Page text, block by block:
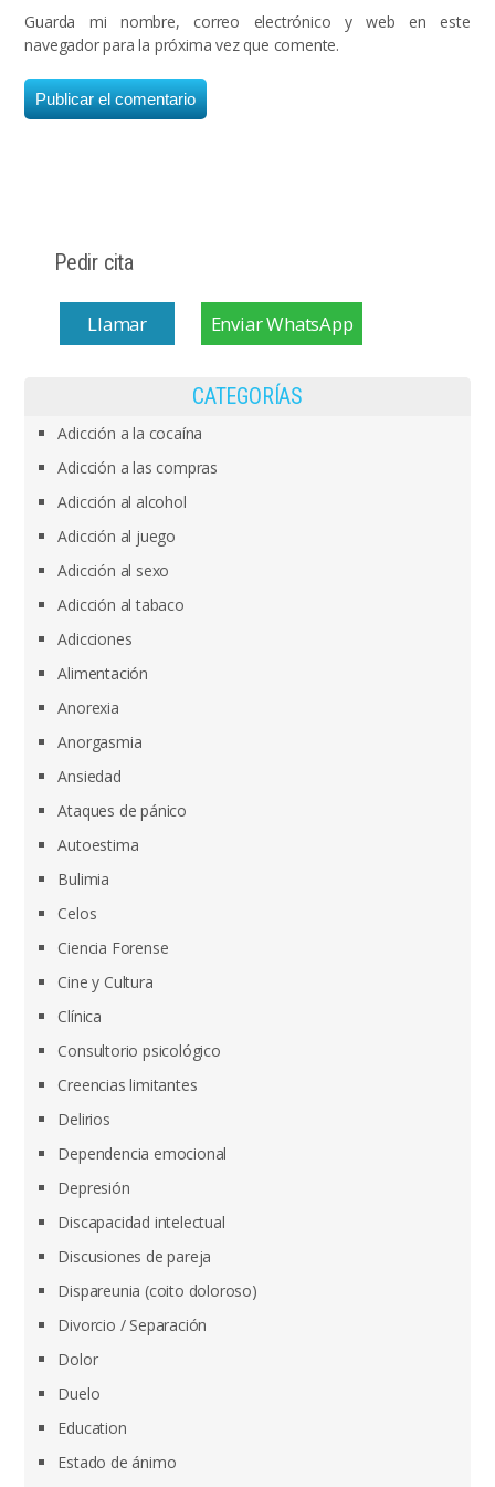
Guarda mi nombre, correo electrónico y web en este
navegador para la próxima vez que comente.
Pedir cita
Llamar Enviar WhatsApp
CATEGORÍAS
Adicción a la cocaína
Adicción a las compras
Adicción al alcohol
Adicción al juego
Adicción al sexo
Adicción al tabaco
Adicciones
Alimentación
Anorexia
Anorgasmia
Ansiedad
Ataques de pánico
Autoestima
Bulimia
Celos
Ciencia Forense
Cine y Cultura
Clínica
Consultorio psicológico
Creencias limitantes
Delirios
Dependencia emocional
Depresión
Discapacidad intelectual
Discusiones de pareja
Dispareunia (coito doloroso)
Divorcio / Separación
Dolor
Duelo
Education
Estado de ánimo